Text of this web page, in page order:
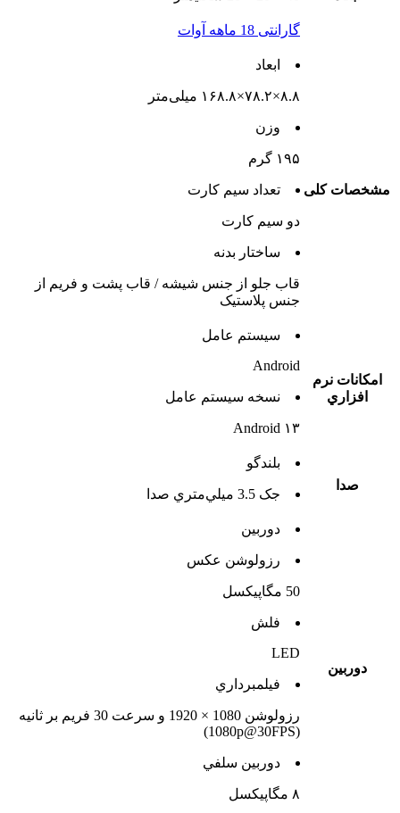
گارانتی 18 ماهه آوات
مشخصات کلی
ابعاد
۸.۸×۷۸.۲×۱۶۸.۸ میلی‌متر
وزن
۱۹۵ گرم
تعداد سيم کارت
دو سيم کارت
ساختار بدنه
قاب جلو از جنس شیشه / قاب پشت و فریم از
جنس پلاستیک
امکانات نرم
افزاري
سيستم عامل
Android
نسخه سيستم عامل
Android ۱۳
صدا
بلندگو
جک 3.5 ميلي‌متري صدا
دوربين
دوربين
رزولوشن عکس
50 مگاپیکسل
فلش
LED
فيلمبرداري
رزولوشن 1080 × 1920 و سرعت 30 فریم بر ثانیه
(1080p@30FPS)
دوربين سلفي
۸ مگاپیکسل